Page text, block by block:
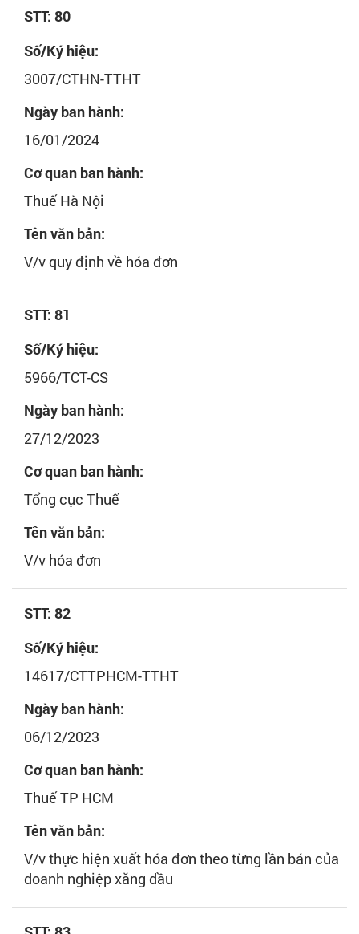
STT: 80
Số/Ký hiệu:
3007/CTHN-TTHT
Ngày ban hành:
16/01/2024
Cơ quan ban hành:
Thuế Hà Nội
Tên văn bản:
V/v quy định về hóa đơn
STT: 81
Số/Ký hiệu:
5966/TCT-CS
Ngày ban hành:
27/12/2023
Cơ quan ban hành:
Tổng cục Thuế
Tên văn bản:
V/v hóa đơn
STT: 82
Số/Ký hiệu:
14617/CTTPHCM-TTHT
Ngày ban hành:
06/12/2023
Cơ quan ban hành:
Thuế TP HCM
Tên văn bản:
V/v thực hiện xuất hóa đơn theo từng lần bán của
doanh nghiệp xăng dầu